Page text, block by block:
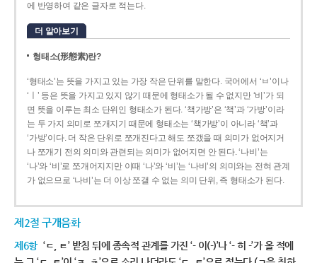
에 반영하여 같은 글자로 적는다.
더 알아보기
형태소(形態素)란?
‘형태소’는 뜻을 가지고 있는 가장 작은 단위를 말한다. 국어에서 ‘ㅂ’이나
‘ㅣ’ 등은 뜻을 가지고 있지 않기 때문에 형태소가 될 수 없지만 ‘비’가 되
면 뜻을 이루는 최소 단위인 형태소가 된다. ‘책가방’은 ‘책’과 ‘가방’이라
는 두 가지 의미로 쪼개지기 때문에 형태소는 ‘책가방’이 아니라 ‘책’과
‘가방’이다. 더 작은 단위로 쪼개진다고 해도 쪼갰을 때 의미가 없어지거
나 쪼개기 전의 의미와 관련되는 의미가 없어지면 안 된다. ‘나비’는
‘나’와 ‘비’로 쪼개어지지만 이때 ‘나’와 ‘비’는 ‘나비’의 의미와는 전혀 관계
가 없으므로 ‘나비’는 더 이상 쪼갤 수 없는 의미 단위, 즉 형태소가 된다.
제2절 구개음화
제6항 ‘ㄷ, ㅌ’ 받침 뒤에 종속적 관계를 가진 ‘- 이(-)’나 ‘- 히 -’가 올 적에